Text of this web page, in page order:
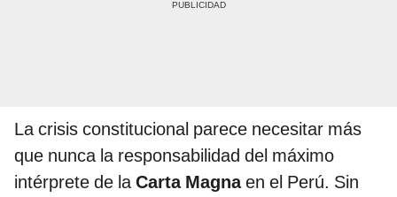
La crisis constitucional parece necesitar más
que nunca la responsabilidad del máximo
intérprete de laCarta Magnaen el Perú. Sin